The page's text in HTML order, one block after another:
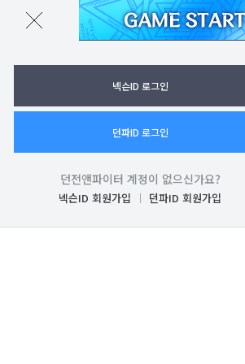
던파ON로그인
넥슨ID 로그인
던파ID 로그인
던전앤파이터 계정이 없으신가요?
넥슨ID 회원가입 던파ID 회원가입